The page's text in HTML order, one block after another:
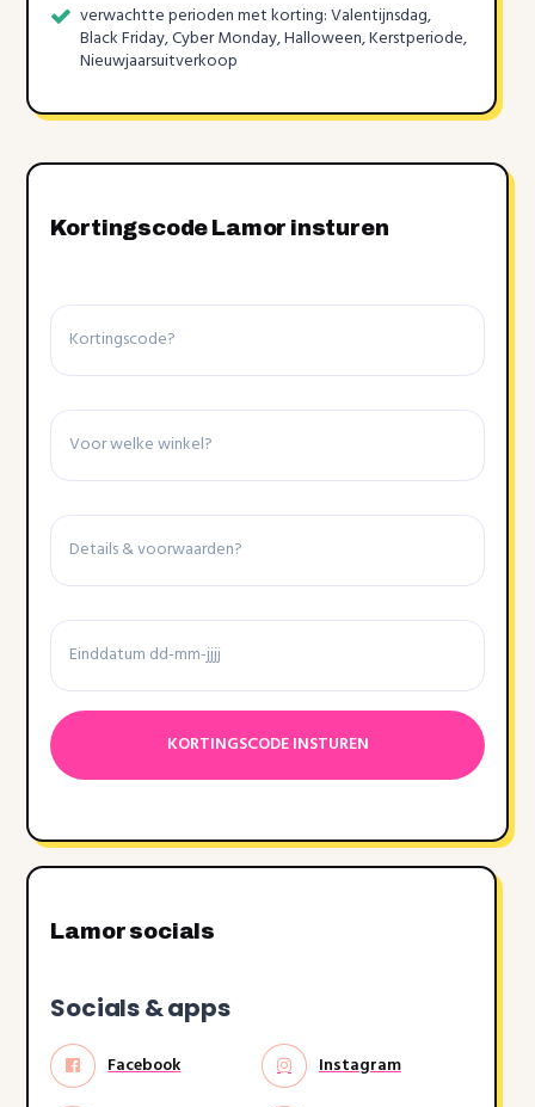
verwachtte perioden met korting: Valentijnsdag,
Black Friday, Cyber Monday, Halloween, Kerstperiode,
Nieuwjaarsuitverkoop
Kortingscode Lamor insturen
Kortingscode
Winkel
Details
voorwaarden
Einddatum
Datumnotatie:DD
dash
MM
dash
Lamor socials
Socials & apps
Facebook Instagram